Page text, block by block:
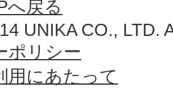
へ戻る
UNIKA CO., LTD.
ポリシー
用にあたって